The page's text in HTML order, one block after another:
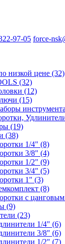
97-05 force-
низкой цене (32)
(32)
(12)
(15)
(19)
(38)
1/4" (8)
3/8" (4)
1/2" (9)
3/4" (5)
1" (3)
(8)
с
(9)
(23)
1/4" (6)
3/8" (6)
1/2" (7)